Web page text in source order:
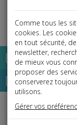
Base
Dépêches
Liste des
Comme tous les
cookies. Les
en tout sécurité,
newsletter,
de mieux vous
proposer des
conserverez
utilisons.
Gérer vos